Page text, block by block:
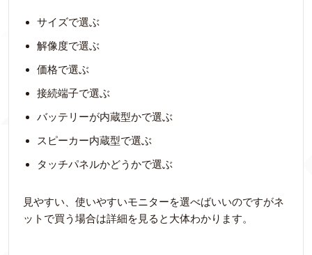
サイズで選ぶ
解像度で選ぶ
価格で選ぶ
接続端子で選ぶ
バッテリーが内蔵型かで選ぶ
スピーカー内蔵型で選ぶ
タッチパネルかどうかで選ぶ
見やすい、使いやすいモニターを選べばいいのですがネ
ットで買う場合は詳細を見ると大体わかります。